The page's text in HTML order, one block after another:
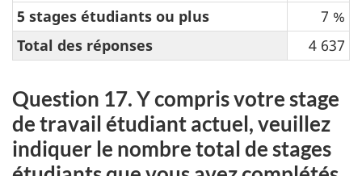
5 stages étudiants ou plus
7 %
Total des réponses
4 637
Question 17. Y compris votre stage
de travail étudiant actuel, veuillez
indiquer le nombre total de stages